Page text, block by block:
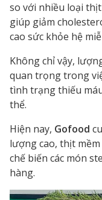
so với nhiều loại
giúp giảm
cao sức khỏe hệ
Không chỉ vậy,
quan trọng trong
tình trạng thiếu
thể.
Hiện nay, Gofood
lượng cao, thịt
chế biến các món
hàng.